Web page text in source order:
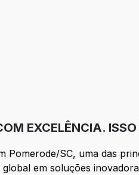
EXCELÊNCIA.
Pomerode/SC, uma das
em soluções